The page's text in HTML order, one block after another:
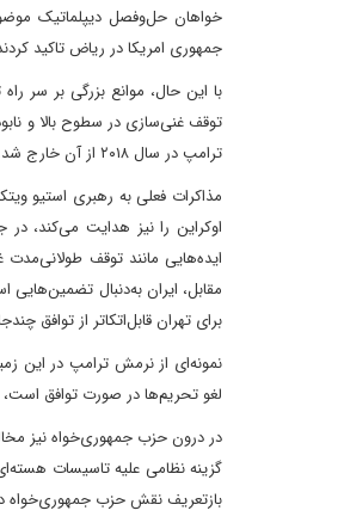
خواهان حل‌وفصل دیپلماتیک
جمهوری امریکا در ریاض تاکید
با این حال، موانع بزرگی بر سر
ترامپ در سال ۲۰۱۸ از آن خارج شد. ایران توقف غنی‌سازی را خط قرمز خود می‌داند و گفته است که به هیچ وجه عقب‌نشینی را از آن را نمی‌پذیرد.
اوکراین را نیز هدایت می‌کند،
ایده‌هایی مانند توقف
مقابل، ایران به‌دنبال
برای تهران قابل‌اتکاتر از توافق
نمونه‌ای از نرمش ترامپ در این
لغو تحریم‌ها در صورت توافق است،
در درون حزب جمهوری‌خواه نیز
گزینه نظامی علیه تاسیسات
بازتعریف نقش حزب جمهوری‌خواه